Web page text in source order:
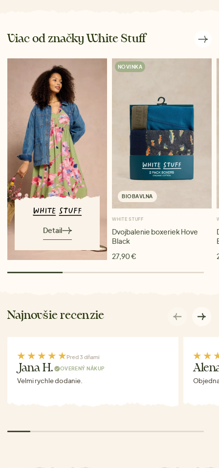
Viac od značky White Stuff
Detail
NOVINKA
BIOBAVLNA
WHITE STUFF
Dvojbalenie boxeriek Hove
Black
27,90 €
Najnovšie recenzie
Pred 3 dňami
Jana H. OVERENÝ NÁKUP
Velmi rychle dodanie.